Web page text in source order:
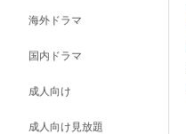
海外ドラマ
国内ドラマ
成人向け
成人向け見放題